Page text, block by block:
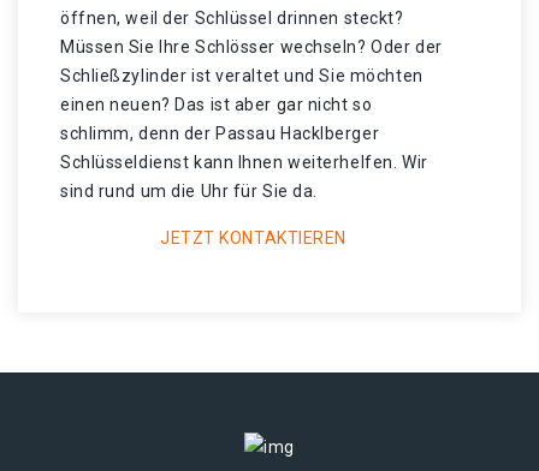
öffnen, weil der Schlüssel drinnen steckt?
Müssen Sie Ihre Schlösser wechseln? Oder der
Schließzylinder ist veraltet und Sie möchten
einen neuen? Das ist aber gar nicht so
schlimm, denn der Passau Hacklberger
Schlüsseldienst kann Ihnen weiterhelfen. Wir
sind rund um die Uhr für Sie da.
JETZT KONTAKTIEREN